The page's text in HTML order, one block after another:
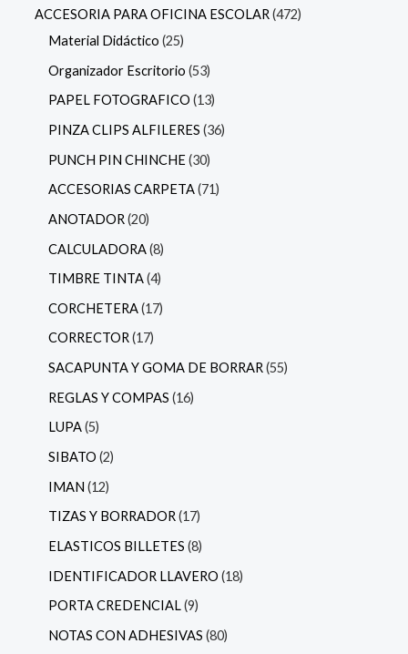
ACCESORIA PARA OFICINA ESCOLAR 472
Material Didáctico 25
Organizador Escritorio 53
PAPEL FOTOGRAFICO 13
PINZA CLIPS ALFILERES 36
PUNCH PIN CHINCHE 30
ACCESORIAS CARPETA 71
ANOTADOR 20
CALCULADORA 8
TIMBRE TINTA 4
CORCHETERA 17
CORRECTOR 17
SACAPUNTA Y GOMA DE BORRAR 55
REGLAS Y COMPAS 16
LUPA 5
SIBATO 2
IMAN 12
TIZAS Y BORRADOR 17
ELASTICOS BILLETES 8
IDENTIFICADOR LLAVERO 18
PORTA CREDENCIAL 9
NOTAS CON ADHESIVAS 80